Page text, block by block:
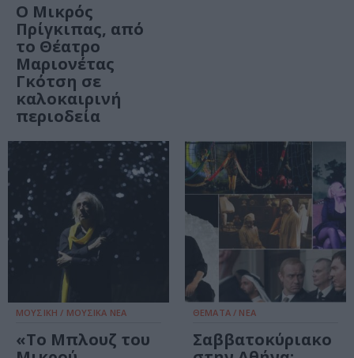
Ο Μικρός
Πρίγκιπας, από
το Θέατρο
Μαριονέτας
Γκότση σε
καλοκαιρινή
περιοδεία
ΜΟΥΣΙΚΗ / ΜΟΥΣΙΚΑ ΝΕΑ
«Το Μπλουζ του
ΘΕΜΑΤΑ / ΝΕΑ
Σαββατοκύριακο